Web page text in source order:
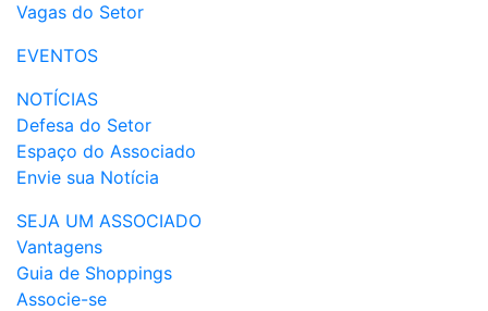
Vagas do Setor
EVENTOS
NOTÍCIAS
Defesa do Setor
Espaço do Associado
Envie sua Notícia
SEJA UM ASSOCIADO
Vantagens
Guia de Shoppings
Associe-se